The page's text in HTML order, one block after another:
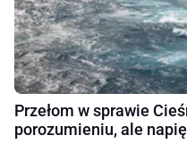
Przełom w sprawie
porozumieniu, ale